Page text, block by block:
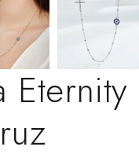
Eternity